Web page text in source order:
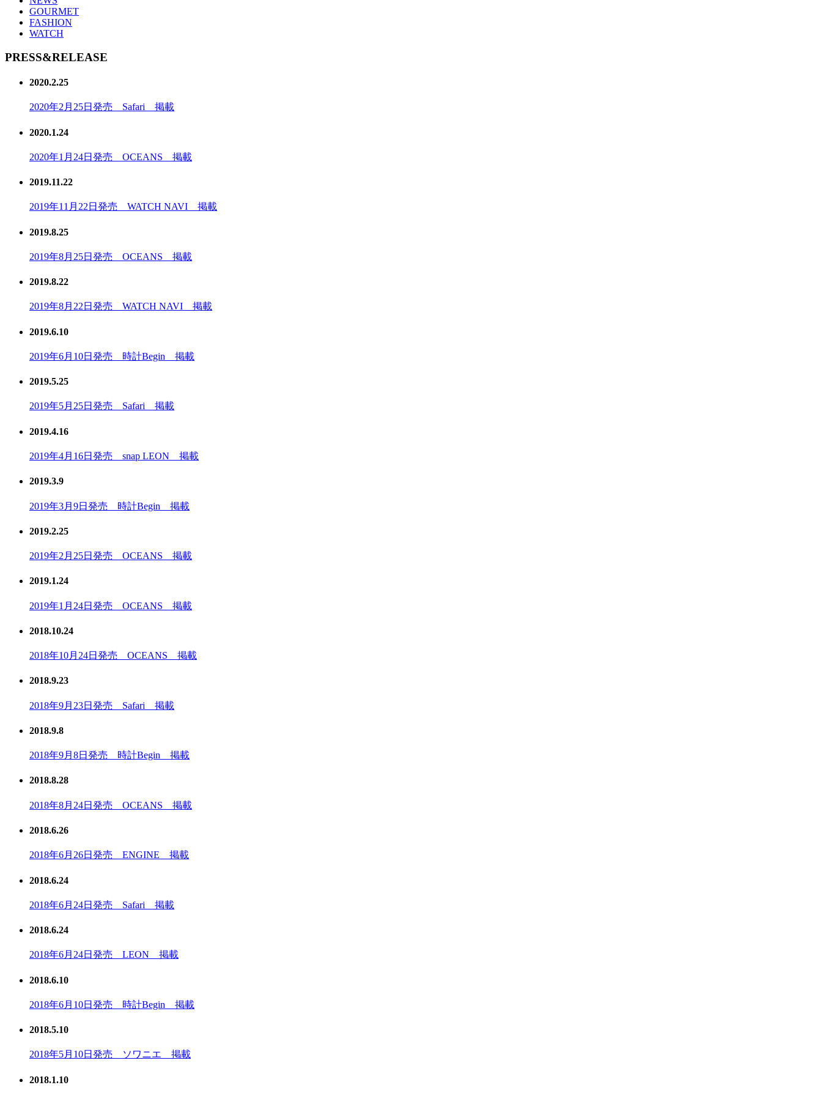
GOURMET
FASHION
WATCH
PRESS&RELEASE
2020.2.25
2020年2月25日発売 Safari 掲載
2020.1.24
2020年1月24日発売 OCEANS 掲載
2019.11.22
2019年11月22日発売 WATCH NAVI 掲載
2019.8.25
2019年8月25日発売 OCEANS 掲載
2019.8.22
2019年8月22日発売 WATCH NAVI 掲載
2019.6.10
2019年6月10日発売 時計Begin 掲載
2019.5.25
2019年5月25日発売 Safari 掲載
2019.4.16
2019年4月16日発売 snap LEON 掲載
2019.3.9
2019年3月9日発売 時計Begin 掲載
2019.2.25
2019年2月25日発売 OCEANS 掲載
2019.1.24
2019年1月24日発売 OCEANS 掲載
2018.10.24
2018年10月24日発売 OCEANS 掲載
2018.9.23
2018年9月23日発売 Safari 掲載
2018.9.8
2018年9月8日発売 時計Begin 掲載
2018.8.28
2018年8月24日発売 OCEANS 掲載
2018.6.26
2018年6月26日発売 ENGINE 掲載
2018.6.24
2018年6月24日発売 Safari 掲載
2018.6.24
2018年6月24日発売 LEON 掲載
2018.6.10
2018年6月10日発売 時計Begin 掲載
2018.5.10
2018年5月10日発売 ソワニエ 掲載
2018.1.10